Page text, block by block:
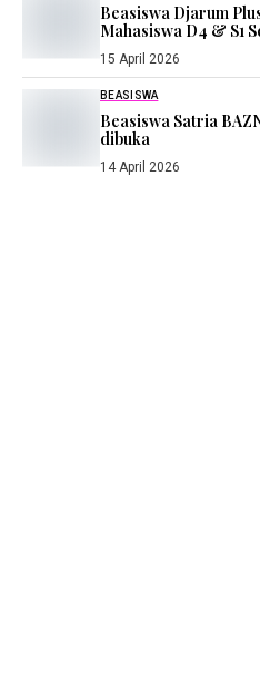
Beasiswa Djarum
Mahasiswa D4 & S1
15 April 2026
BEASISWA
Beasiswa Satria
dibuka
14 April 2026